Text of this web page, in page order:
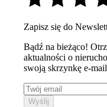
Zapisz się do
Bądź na bieżąco!
aktualności o
swoją skrzynkę e-
Wyślij